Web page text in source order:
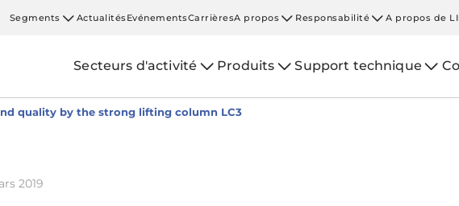
Segments ActualitésEvénementsCarrièresA propos Responsabilité A propos de
Secteurs d'activité Produits Support technique
quality by the strong lifting column LC3
2019